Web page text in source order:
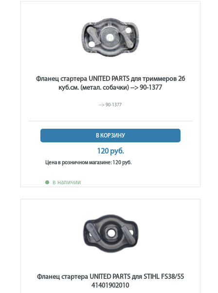
Фланец стартера UNITED PARTS для триммеров 26
куб.см. (метал. собачки) --> 90-1377
--> 90-1377
В КОРЗИНУ
120 руб.
Цена в розничном магазине: 120 руб.
в наличии
Фланец стартера UNITED PARTS для STIHL FS38/55
41401902010